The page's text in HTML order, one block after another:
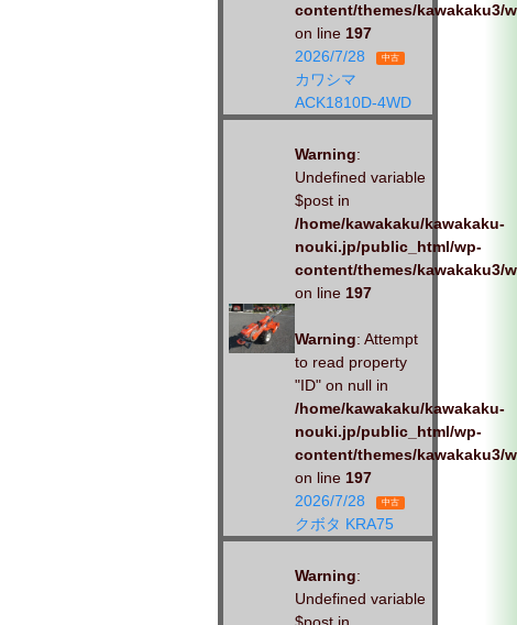
content/themes/kawakaku3/
on line 197
2026/7/28
中古
カワシマ
ACK1810D-4WD
Warning:
Undefined variable
$post in
/home/kawakaku/kawakaku-
nouki.jp/public_html/wp-
content/themes/kawakaku3/
on line 197
Warning: Attempt
to read property
"ID" on null in
/home/kawakaku/kawakaku-
nouki.jp/public_html/wp-
content/themes/kawakaku3/
on line 197
2026/7/28
中古
クボタ KRA75
Warning:
Undefined variable